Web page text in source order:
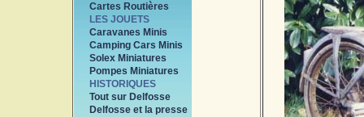
Cartes Routières
LES JOUETS
Caravanes Minis
Camping Cars Minis
Solex Miniatures
Pompes Miniatures
HISTORIQUES
Tout sur Delfosse
Delfosse et la presse